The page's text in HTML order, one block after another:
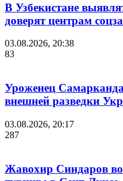
В Узбекистане
доверят центрам
03.08.2026, 20:38
83
Уроженец
внешней разведки
03.08.2026, 20:17
287
Жавохир Синдаров